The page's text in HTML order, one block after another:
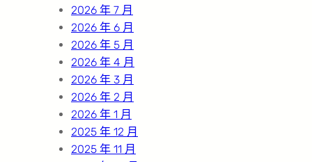
2026 年 7 月
2026 年 6 月
2026 年 5 月
2026 年 4 月
2026 年 3 月
2026 年 2 月
2026 年 1 月
2025 年 12 月
2025 年 11 月